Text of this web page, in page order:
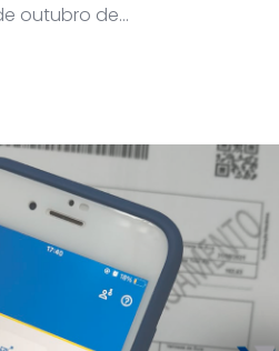
outubro de...